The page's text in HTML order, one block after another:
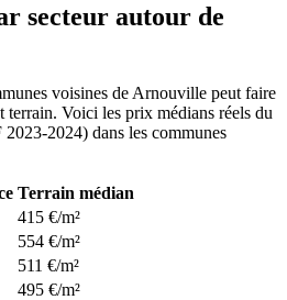
secteur autour de
voisines de Arnouville peut faire
terrain. Voici les prix médians réels du
2024) dans les communes
Terrain médian
415 €/m²
554 €/m²
511 €/m²
495 €/m²